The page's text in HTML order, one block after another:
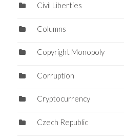
Civil Liberties
Columns
Copyright Monopoly
Corruption
Cryptocurrency
Czech Republic